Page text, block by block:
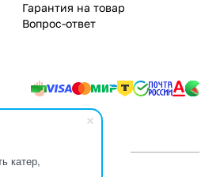
катер,
Гарантия на товар
Вопрос-ответ